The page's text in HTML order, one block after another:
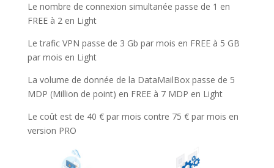
Le nombre de connexion simultanée passe de 1 en
FREE à 2 en Light
Le trafic VPN passe de 3 Gb par mois en FREE à 5 GB
par mois en Light
La volume de donnée de la DataMailBox passe de 5
MDP (Million de point) en FREE à 7 MDP en Light
Le coût est de 40 € par mois contre 75 € par mois en
version PRO